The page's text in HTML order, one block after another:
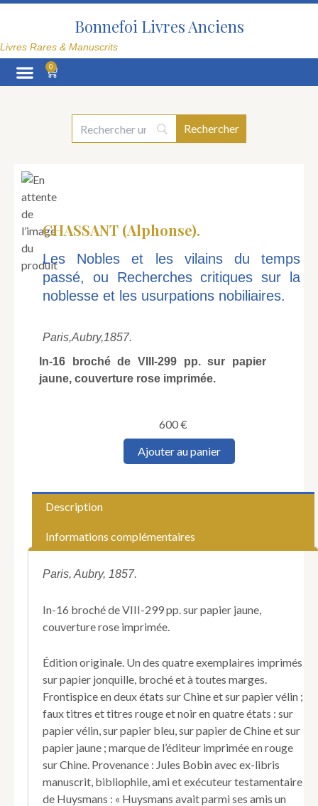
Aller
Bonnefoi Livres Anciens
Livres Rares & Manuscrits
0
Panier
CHASSANT (Alphonse).
Les Nobles et les vilains du temps
passé, ou Recherches critiques sur la
noblesse et les usurpations nobiliaires.
Paris,Aubry,1857.
In-16 broché de VIII-299 pp. sur papier
jaune, couverture rose imprimée.
600€
quantité
les
du
ou
Recherches
sur
noblesse
et
les
usurpations
nobiliaires.
Ajouter au panier
Description
Informations complémentaires
Paris, Aubry, 1857.
In-16 broché de VIII-299 pp. sur papier jaune,
couverture rose imprimée.
Édition originale. Un des quatre exemplaires imprimés
sur papier jonquille, broché et à toutes marges.
Frontispice en deux états sur Chine et sur papier vélin ;
faux titres et titres rouge et noir en quatre états : sur
papier vélin, sur papier bleu, sur papier de Chine et sur
papier jaune ; marque de l’éditeur imprimée en rouge
sur Chine. Provenance : Jules Bobin avec ex-libris
manuscrit, bibliophile, ami et exécuteur testamentaire
de Huysmans : « Huysmans avait parmi ses amis un